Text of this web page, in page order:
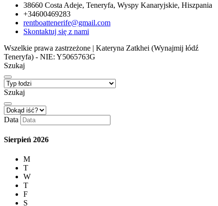
38660 Costa Adeje, Teneryfa, Wyspy Kanaryjskie, Hiszpania
+34600469283
rentboattenerife@gmail.com
Skontaktuj się z nami
Wszelkie prawa zastrzeżone | Kateryna Zatkhei (Wynajmij łódź
Teneryfa) - NIE: Y5065763G
Szukaj
Szukaj
Data
Sierpień 2026
M
T
W
T
F
S